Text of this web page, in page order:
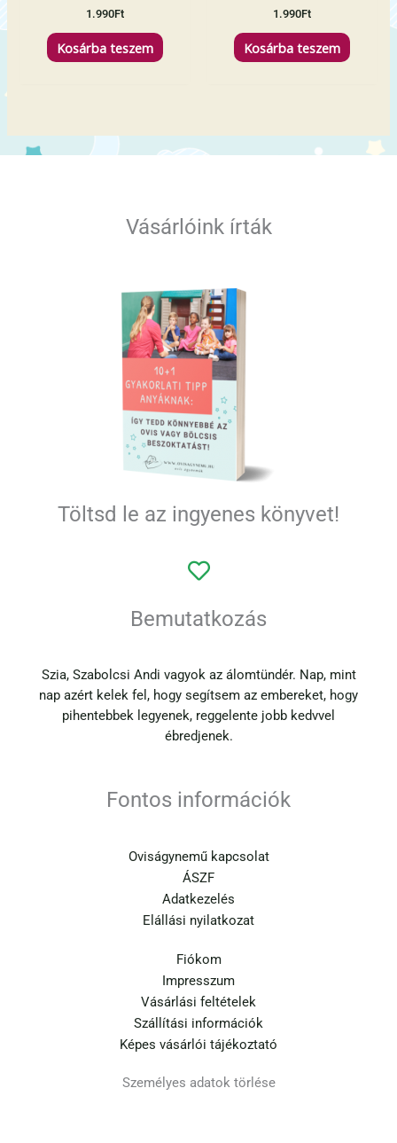
1.990Ft
Kosárba teszem
1.990Ft
Kosárba teszem
Vásárlóink írták
Töltsd le az ingyenes könyvet!
Bemutatkozás
Szia, Szabolcsi Andi vagyok az álomtündér. Nap, mint
nap azért kelek fel, hogy segítsem az embereket, hogy
pihentebbek legyenek, reggelente jobb kedvvel
ébredjenek.
Fontos információk
Oviságynemű kapcsolat
ÁSZF
Adatkezelés
Elállási nyilatkozat
Fiókom
Impresszum
Vásárlási feltételek
Szállítási információk
Képes vásárlói tájékoztató
Személyes adatok törlése